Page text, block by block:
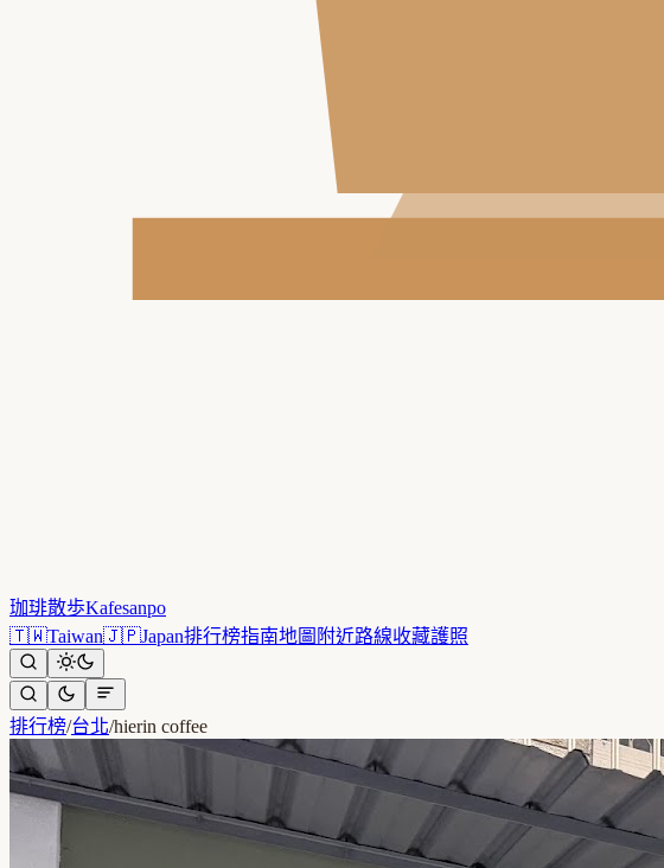
珈琲散歩Kafesanpo
🇹🇼Taiwan🇯🇵Japan排行榜指南地圖 附近路線收藏護照
排行榜/台北/hierin coffee